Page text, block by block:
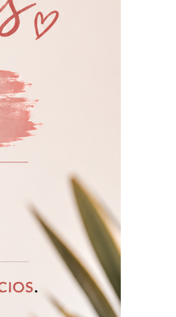
adicional
BLACK, DARK BROWN, CHOCOLATE, TRUE
BLUE, SMOKEY GREEN